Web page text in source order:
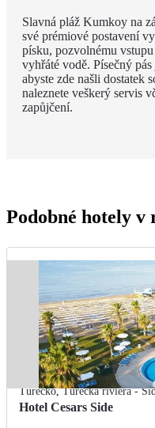
Slavná pláž Kumkoy na
své prémiové postavení
písku, pozvolnému
vyhřáté vodě. Písečný
abyste zde našli dostatek
naleznete veškerý servis
zapůjčení.
Podobné hotely v
Turecko,Turecká riviéra -
Hotel Cesars Side